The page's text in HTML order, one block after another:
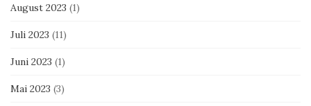
August 2023 (1)
Juli 2023 (11)
Juni 2023 (1)
Mai 2023 (3)